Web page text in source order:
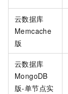
云数据库
Memcache
版
云数据库
MongoDB
版-单节点实